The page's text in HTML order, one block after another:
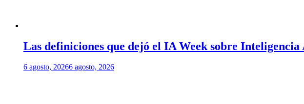
Las definiciones que dejó el IA Week sobre
6 agosto, 20266 agosto, 2026